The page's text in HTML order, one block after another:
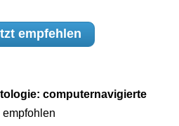
empfehlen
computernavigierte
empfohlen